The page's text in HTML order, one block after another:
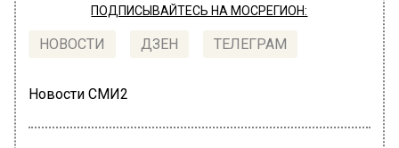
ПОДПИСЫВАЙТЕСЬ НА МОСРЕГИОН:
НОВОСТИ ДЗЕН ТЕЛЕГРАМ
Новости СМИ2